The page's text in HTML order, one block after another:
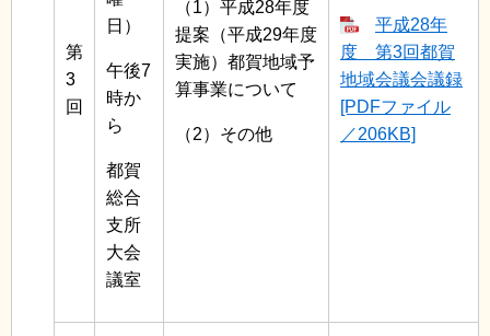
第
3
回
日）
午後7
時か
ら
都賀
総合
支所
大会
議室
（1）平成28年度
提案（平成29年度
実施）都賀地域予
算事業について
（2）その他
平成28年
度 第3回都賀
地域会議会議録
[PDFファイル
／206KB]